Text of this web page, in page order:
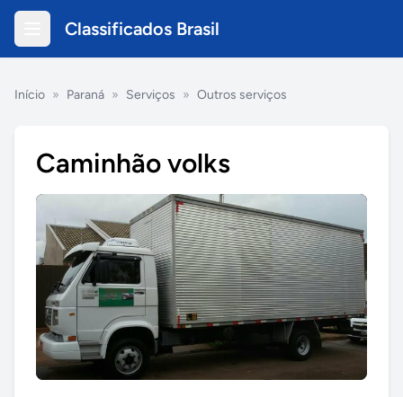
Classificados Brasil
Início » Paraná » Serviços » Outros serviços
Caminhão volks